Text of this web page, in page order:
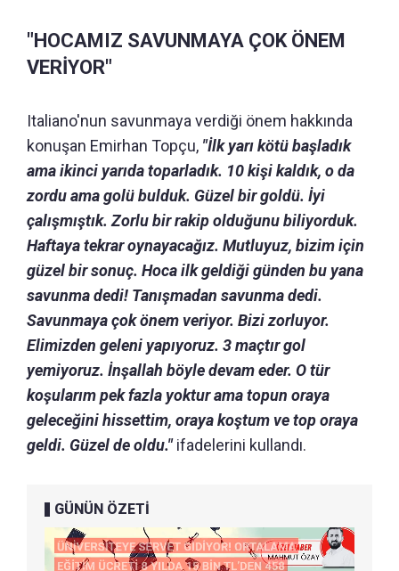
"HOCAMIZ SAVUNMAYA ÇOK ÖNEM
VERİYOR"
Italiano'nun savunmaya verdiği önem hakkında
konuşan Emirhan Topçu, "İlk yarı kötü başladık
ama ikinci yarıda toparladık. 10 kişi kaldık, o da
zordu ama golü bulduk. Güzel bir goldü. İyi
çalışmıştık. Zorlu bir rakip olduğunu biliyorduk.
Haftaya tekrar oynayacağız. Mutluyuz, bizim için
güzel bir sonuç. Hoca ilk geldiği günden bu yana
savunma dedi! Tanışmadan savunma dedi.
Savunmaya çok önem veriyor. Bizi zorluyor.
Elimizden geleni yapıyoruz. 3 maçtır gol
yemiyoruz. İnşallah böyle devam eder. O tür
koşularım pek fazla yoktur ama topun oraya
geleceğini hissettim, oraya koştum ve top oraya
geldi. Güzel de oldu."ifadelerini kullandı.
GÜNÜN ÖZETİ